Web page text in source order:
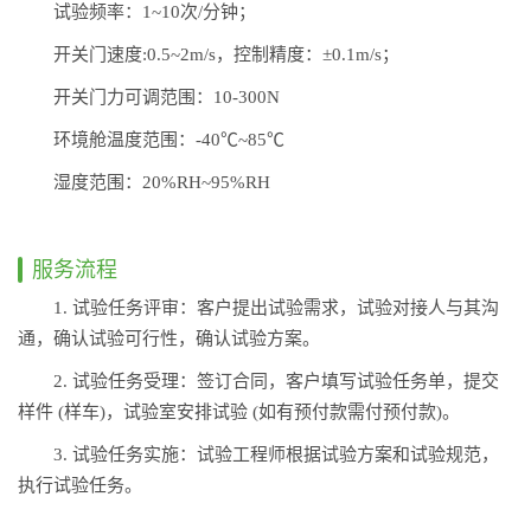
试验频率：1~10次/分钟；
开关门速度:0.5~2m/s，控制精度：±0.1m/s；
开关门力可调范围：10-300N
环境舱温度范围：-40℃~85℃
湿度范围：20%RH~95%RH
服务流程
1. 试验任务评审：客户提出试验需求，试验对接人与其沟
通，确认试验可行性，确认试验方案。
2. 试验任务受理：签订合同，客户填写试验任务单，提交
样件 (样车)，试验室安排试验 (如有预付款需付预付款)。
3. 试验任务实施：试验工程师根据试验方案和试验规范，
执行试验任务。